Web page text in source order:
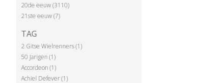
20de eeuw (3110)
21ste eeuw (7)
TAG
2 Gitse Wielrenners (1)
50 Jarigen (1)
Accordeon (1)
Achiel Defever (1)